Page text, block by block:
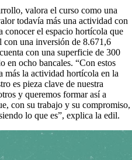
valora el curso como una
todavía más una actividad con
conocer el espacio hortícola que
con una inversión de 8.671,6
con una superficie de 300
en ocho bancales. “Con estos
más la actividad hortícola en la
es pieza clave de nuestra
y queremos formar así a
con su trabajo y su compromiso,
lo que es”, explica la edil.